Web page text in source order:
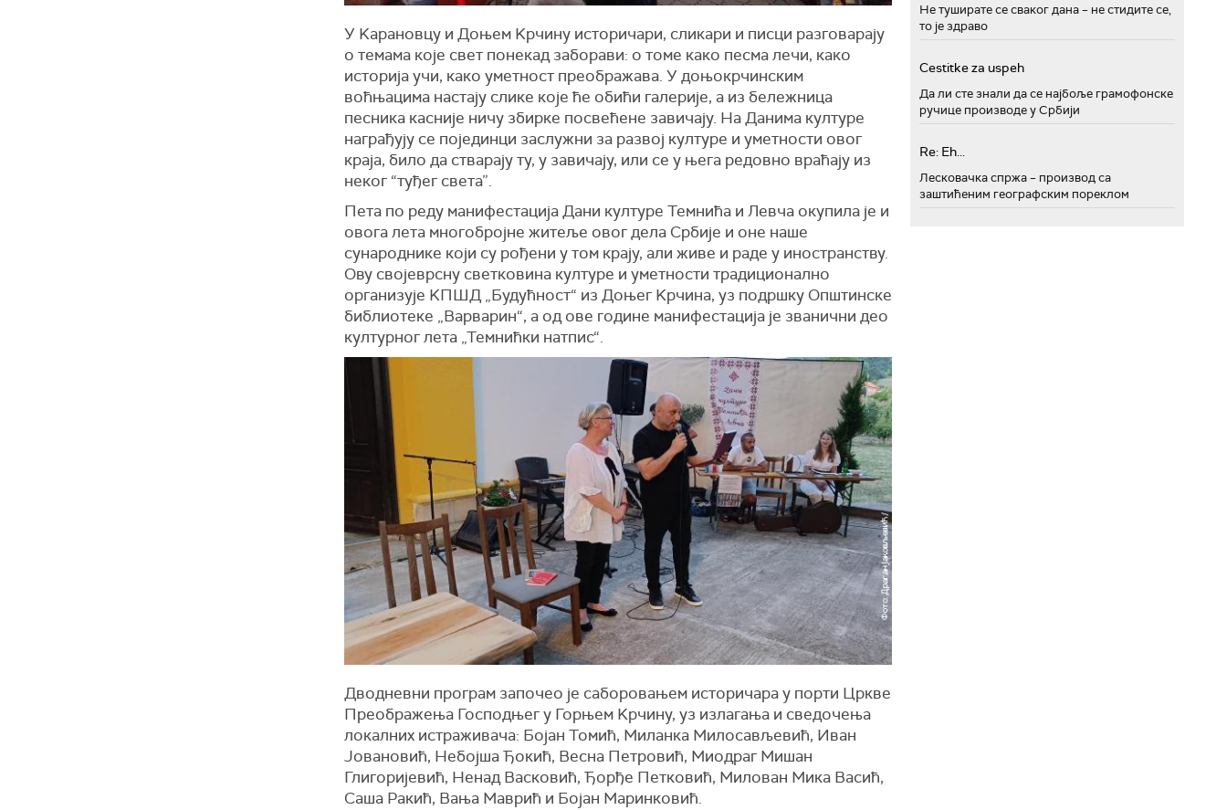
У Kарановцу и Доњем Kрчину историчари, сликари и писци разговарају
о темама које свет понекад заборави: о томе како песма лечи, како
историја учи, како уметност преображава. У доњокрчинским
воћњацима настају слике које ће обићи галерије, а из бележница
песника касније ничу збирке посвећене завичају. На Данима културе
награђују се појединци заслужни за развој културе и уметности овог
краја, било да стварају ту, у завичају, или се у њега редовно враћају из
неког “туђег света”.
Пета по реду манифестација Дани културе Темнића и Левча окупила је и
овога лета многобројне житеље овог дела Србије и оне наше
сународнике који су рођени у том крају, али живе и раде у иностранству.
Ову својеврсну светковина културе и уметности традиционално
организује KПШД „Будућност“ из Доњег Kрчина, уз подршку Општинске
библиотеке „Варварин“, а од ове године манифестација је званични део
културног лета „Темнићки натпис“.
Дводневни програм започео је саборовањем историчара у порти Цркве
Преображења Господњег у Горњем Kрчину, уз излагања и сведочења
локалних истраживача: Бојан Томић, Миланка Милосављевић, Иван
Јовановић, Небојша Ђокић, Весна Петровић, Миодраг Мишан
Глигоријевић, Ненад Васковић, Ђорђе Петковић, Милован Мика Васић,
Саша Ракић, Вања Маврић и Бојан Маринковић.
Не туширате се сваког дана – не стидите се,
то је здраво
Cestitke za uspeh
Да ли сте знали да се најбоље грамофонске
ручице производе у Србији
Re: Eh...
Лесковачка спржа – производ са
заштићеним географским пореклом